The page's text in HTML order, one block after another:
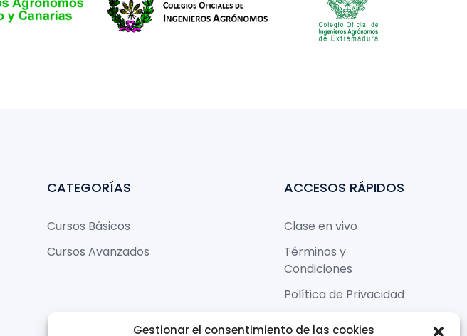
Gestionar el consentimiento de las cookies
CATEGORÍAS
Cursos Básicos
Cursos Avanzados
ACCESOS RÁPIDOS
Clase en vivo
Términos y
Condiciones
Política de Privacidad